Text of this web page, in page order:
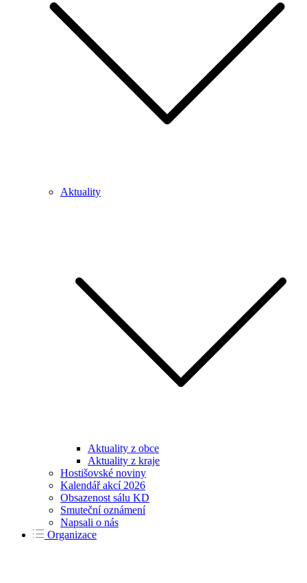
Aktuality
Aktuality z obce
Aktuality z kraje
Hostišovské noviny
Kalendář akcí 2026
Obsazenost sálu KD
Smuteční oznámení
Napsali o nás
Organizace